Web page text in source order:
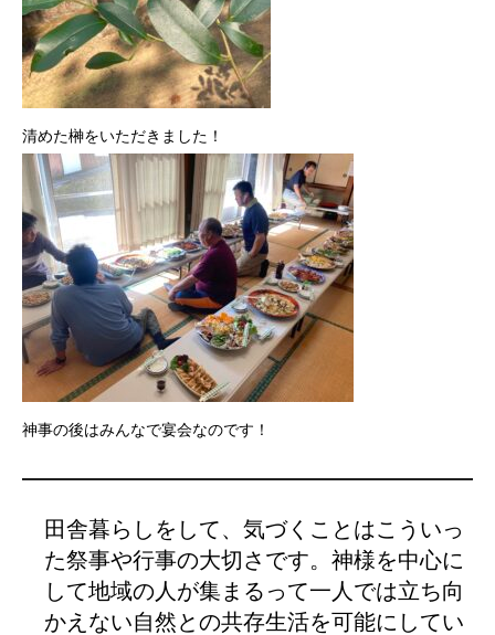
清めた榊をいただきました！
神事の後はみんなで宴会なのです！
田舎暮らしをして、気づくことはこういっ
た祭事や行事の大切さです。神様を中心に
して地域の人が集まるって一人では立ち向
かえない自然との共存生活を可能にしてい